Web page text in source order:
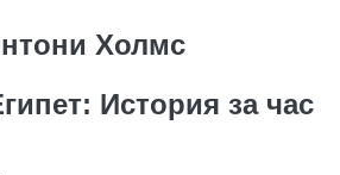
Холмс
История за час